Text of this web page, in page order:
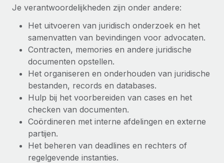
Secundaire arbeidsvoorwaarden
Eenvoudig secundaire arbeidsvoorwaarden
Productupdates van Remote: Gusto- en Xero-
integraties en Contractor Management Plus
Het blijft de missie van Remote om alle soorten bedrijven
te helpen bij het aannemen, beheren en...
Meer informatie
Hoe Phiture 55 werknemers in 19 landen
beheert met Remote
Phiture, een toonaangevende leider in de wereldwijde
Je verantwoordelijkheden zijn onder andere:
Het uitvoeren van juridisch onderzoek en het
samenvatten van bevindingen voor advocaten.
Contracten, memories en andere juridische
documenten opstellen.
Het organiseren en onderhouden van juridische
bestanden, records en databases.
Hulp bij het voorbereiden van cases en het
checken van documenten.
Coördineren met interne afdelingen en externe
partijen.
Het beheren van deadlines en rechters of
regelgevende instanties.